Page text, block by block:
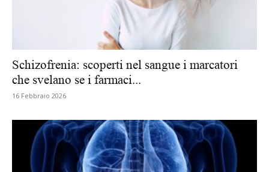
Schizofrenia: scoperti nel sangue i marcatori
che svelano se i farmaci...
16 Febbraio 2026